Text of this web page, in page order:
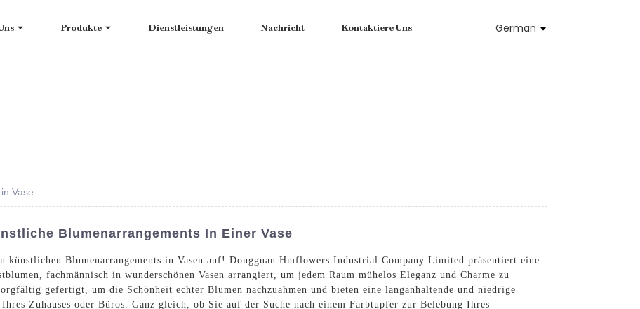
Produkte Dienstleistungen Nachricht Kontaktiere Uns German
Vase
Blumenarrangements In Einer Vase
künstlichen Blumenarrangements in Vasen auf! Dongguan Hmflowers Industrial Company Limited präsentiert eine
fachmännisch in wunderschönen Vasen arrangiert, um jedem Raum mühelos Eleganz und Charme zu
gefertigt, um die Schönheit echter Blumen nachzuahmen und bieten eine langanhaltende und niedrige
Zuhauses oder Büros. Ganz gleich, ob Sie auf der Suche nach einem Farbtupfer zur Belebung Ihres